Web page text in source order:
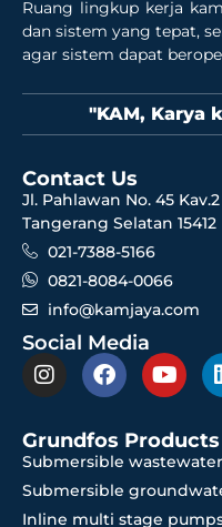
Ruang lingkup kerja
dan sistem yang tepat,
agar sistem dapat
"KAM, Karya
Contact Us
Jl. Pahlawan No. 45
Tangerang Selatan 15412
021-7388-5166
0821-8084-0066
info@kamjaya.com
Social Media
Grundfos Products
Submersible
Submersible
Inline multi stage